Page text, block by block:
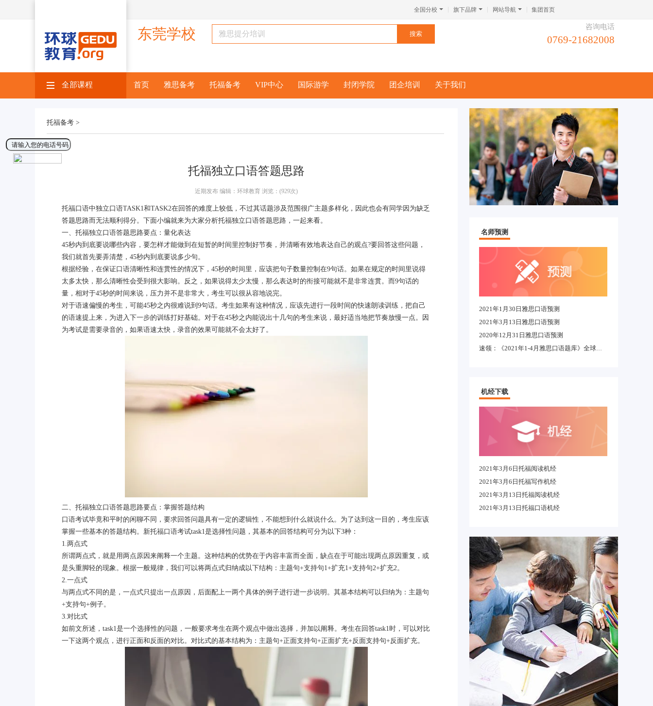
全国分校 旗下品牌 网站导航 集团首页
东莞学校 咨询电话
0769-21682008
全部课程 首页 雅思备考 托福备考 VIP中心 国际游学 封闭学院 团企培训 关于我们
托福备考 >
托福独立口语答题思路
近期发布 编辑：环球教育 浏览：(929次)
托福口语中独立口语TASK1和TASK2在回答的难度上较低，不过其话题涉及范围很广主题多样化，因此也会有同学因为缺乏
答题思路而无法顺利得分。下面小编就来为大家分析托福独立口语答题思路，一起来看。
一、托福独立口语答题思路要点：量化表达
45秒内到底要说哪些内容，要怎样才能做到在短暂的时间里控制好节奏，并清晰有效地表达自己的观点?要回答这些问题，
我们就首先要弄清楚，45秒内到底要说多少句。
根据经验，在保证口语清晰性和连贯性的情况下，45秒的时间里，应该把句子数量控制在9句话。如果在规定的时间里说得
太多太快，那么清晰性会受到很大影响。反之，如果说得太少太慢，那么表达时的衔接可能就不是非常连贯。而9句话的
量，相对于45秒的时间来说，压力并不是非常大，考生可以很从容地说完。
对于语速偏慢的考生，可能45秒之内很难说到9句话。考生如果有这种情况，应该先进行一段时间的快速朗读训练，把自己
的语速提上来，为进入下一步的训练打好基础。对于在45秒之内能说出十几句的考生来说，最好适当地把节奏放慢一点。因
为考试是需要录音的，如果语速太快，录音的效果可能就不会太好了。
二、托福独立口语答题思路要点：掌握答题结构
口语考试毕竟和平时的闲聊不同，要求回答问题具有一定的逻辑性，不能想到什么就说什么。为了达到这一目的，考生应该
掌握一些基本的答题结构。新托福口语考试task1是选择性问题，其基本的回答结构可分为以下3种：
1.两点式
所谓两点式，就是用两点原因来阐释一个主题。这种结构的优势在于内容丰富而全面，缺点在于可能出现两点原因重复，或
是头重脚轻的现象。根据一般规律，我们可以将两点式归纳成以下结构：主题句+支持句1+扩充1+支持句2+扩充2。
2.一点式
与两点式不同的是，一点式只提出一点原因，后面配上一两个具体的例子进行进一步说明。其基本结构可以归纳为：主题句
+支持句+例子。
3.对比式
如前文所述，task1是一个选择性的问题，一般要求考生在两个观点中做出选择，并加以阐释。考生在回答task1时，可以对比
一下这两个观点，进行正面和反面的对比。对比式的基本结构为：主题句+正面支持句+正面扩充+反面支持句+反面扩充。
名师预测
2021年1月30日雅思口语预测
2021年3月13日雅思口语预测
2020年12月31日雅思口语预测
速领：《2021年1-4月雅思口语题库》全球适用完整版
机经下载
2021年3月6日托福阅读机经
2021年3月6日托福写作机经
2021年3月13日托福阅读机经
2021年3月13日托福口语机经
×